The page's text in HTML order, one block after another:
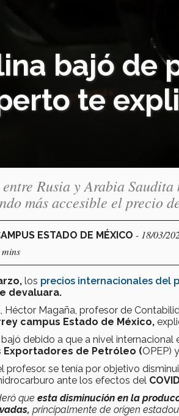
bajó de
te
Rusia y Arabia
más accesible el precio
ESTADO DE MÉXICO - 18/03/
los precios internacionales del
devaluara.
Héctor Magaña, profesor de
campus Estado de México,
debido a que a nivel internacional
Exportadores de Petróleo (OPEP)
profesor. se tenía por objetivo
ante los efectos del
que esta disminución en la
principalmente de origen